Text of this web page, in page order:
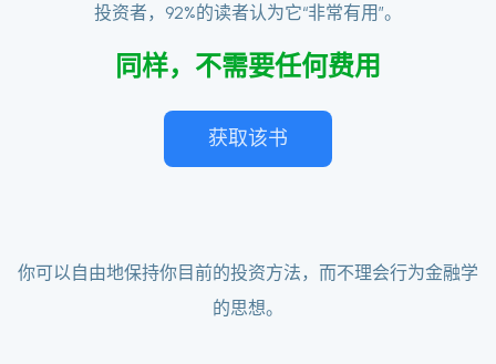
投资者，92%的读者认为它“非常有用”。
同样，不需要任何费用
获取该书
你可以自由地保持你目前的投资方法，而不理会行为金融学
的思想。